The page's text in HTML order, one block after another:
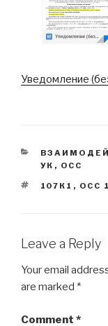
Уведомление
CATEGORIES
УК , ОСС
TAGS
107К1 , ОСС
Leave a Reply
Your email
are marked *
Comment *